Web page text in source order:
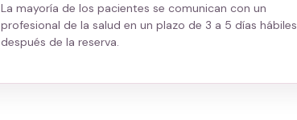
La mayoría de los pacientes se comunican con un
profesional de la salud en un plazo de 3 a 5 días hábiles
después de la reserva.